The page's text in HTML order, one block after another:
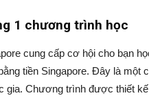
1 chương trình học
cung cấp cơ hội cho bạn
tiền Singapore. Đây là
gia. Chương trình được thiết